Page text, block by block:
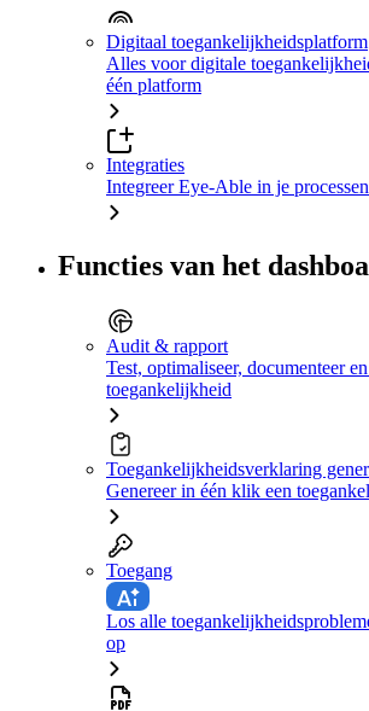
Digitaal toegankelijkheidsplatform
Alles voor digitale
één platform
Integraties
Integreer Eye-Able in je
Functies van het
Audit & rapport
Test, optimaliseer, documenteer
toegankelijkheid
Toegankelijkheidsverklaring
Genereer in één klik een
Toegang
Los alle
op